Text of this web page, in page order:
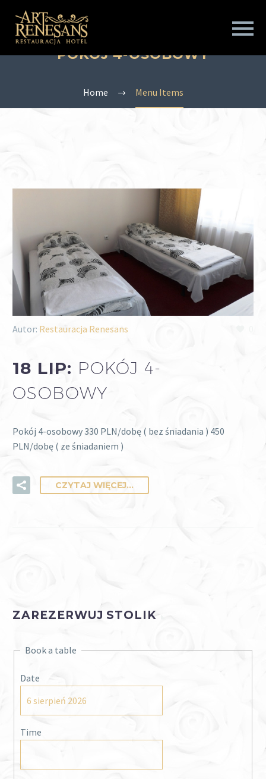
POKÓJ 4-OSOBOWY
Home Menu Items
Autor: Restauracja Renesans
18 LIP: POKÓJ 4-
OSOBOWY
Pokój 4-osobowy 330 PLN/dobę ( bez śniadania ) 450
PLN/dobę ( ze śniadaniem )
CZYTAJ WIĘCEJ...
ZAREZERWUJ STOLIK
Book a table
Date
Time